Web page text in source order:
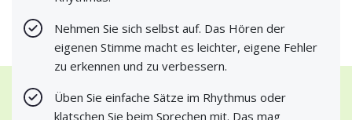
Nehmen Sie sich selbst auf. Das Hören der
eigenen Stimme macht es leichter, eigene Fehler
zu erkennen und zu verbessern.
Üben Sie einfache Sätze im Rhythmus oder
klatschen Sie beim Sprechen mit. Das mag